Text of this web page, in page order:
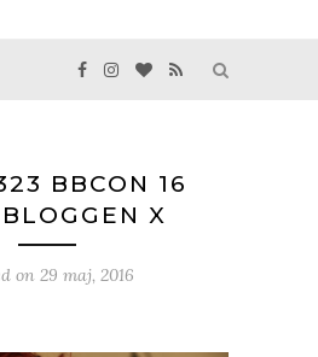
BBCON 16
X
on 29 maj, 2016